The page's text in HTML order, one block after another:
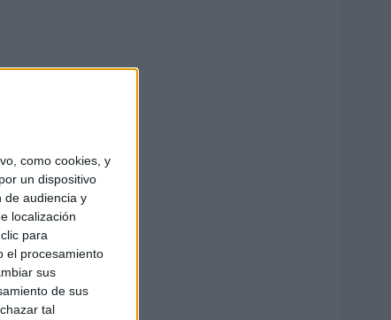
como cookies, y
un dispositivo
de audiencia y
localización
para
el procesamiento
sus
de sus
tal